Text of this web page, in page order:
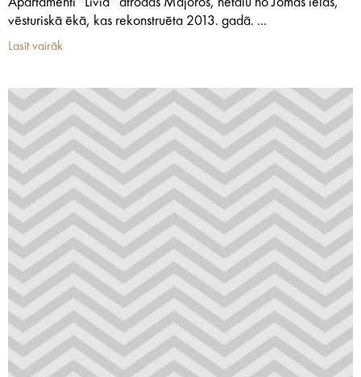
vēsturiskā ēkā, kas rekonstruēta 2013. gadā. ...
Lasīt vairāk